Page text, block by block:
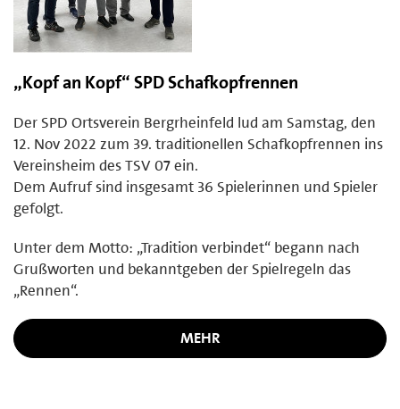
„Kopf an Kopf“ SPD Schafkopfrennen
Der SPD Ortsverein Bergrheinfeld lud am Samstag, den
12. Nov 2022 zum 39. traditionellen Schafkopfrennen ins
Vereinsheim des TSV 07 ein.
Dem Aufruf sind insgesamt 36 Spielerinnen und Spieler
gefolgt.
Unter dem Motto: „Tradition verbindet“ begann nach
Grußworten und bekanntgeben der Spielregeln das
„Rennen“.
MEHR